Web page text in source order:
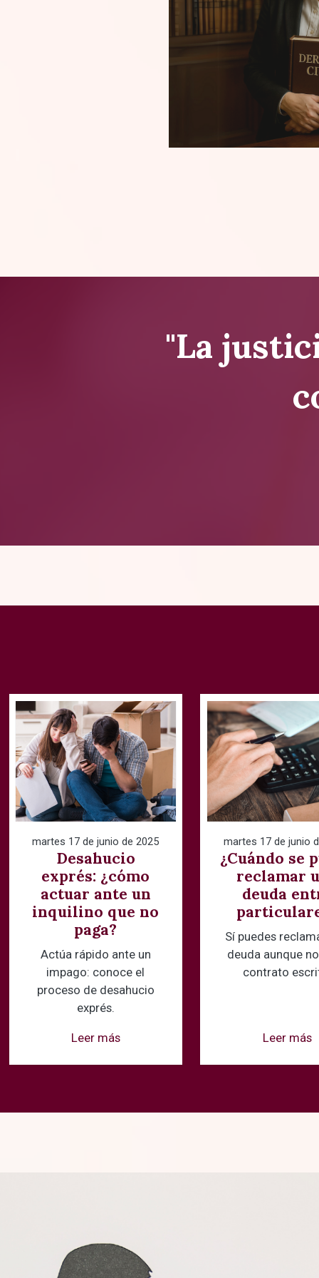
"La
martes 17 de junio de 2025
Desahucio
exprés: ¿cómo
actuar ante un
inquilino que no
paga?
Actúa rápido ante un
impago: conoce el
proceso de desahucio
exprés.
Leer más
martes 17 de junio
¿Cuándo se
reclamar
deuda
Sí puedes
deuda aunque
contrato
Leer más